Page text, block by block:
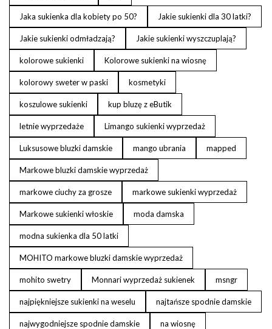
Jaka sukienka dla kobiety po 50? Jakie sukienki dla 30 latki?
Jakie sukienki odmładzają? Jakie sukienki wyszczuplają?
kolorowe sukienki Kolorowe sukienki na wiosnę
kolorowy sweter w paski kosmetyki
koszulowe sukienki kup bluzę z eButik
letnie wyprzedaże Limango sukienki wyprzedaż
Luksusowe bluzki damskie mango ubrania mapped
Markowe bluzki damskie wyprzedaż
markowe ciuchy za grosze markowe sukienki wyprzedaż
Markowe sukienki włoskie moda damska
modna sukienka dla 50 latki
MOHITO markowe bluzki damskie wyprzedaż
mohito swetry Monnari wyprzedaż sukienek msngr
najpiękniejsze sukienki na weselu najtańsze spodnie damskie
najwygodniejsze spodnie damskie na wiosnę